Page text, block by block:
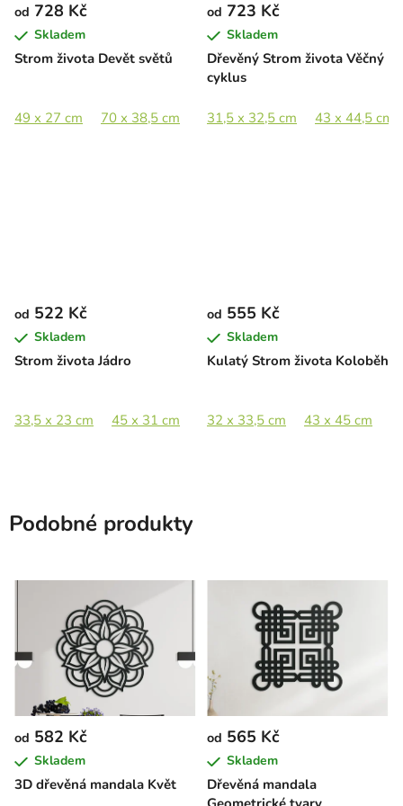
Strom života Devět světů
od 728 Kč
Skladem
49 x 27 cm 70 x 38,5 cm 90 x 49,5 cm 110 x 60 cm
Dřevěný Strom života Věčný
cyklus
od 723 Kč
Skladem
31,5 x 32,5 cm 43 x 44,5 cm
Strom života Jádro
od 522 Kč
Skladem
33,5 x 23 cm 45 x 31 cm 60 x 41,5 cm 88 x 61 cm
Kulatý Strom života Koloběh
od 555 Kč
Skladem
32 x 33,5 cm 43 x 45 cm
Podobné produkty
3D dřevěná mandala Květ
od 582 Kč
Skladem
Dřevěná mandala
od 565 Kč
Skladem